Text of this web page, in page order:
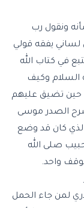
ونقول رب
يفقه قولي
في كتاب الله
السلام وكيف
حين تضيق عليهم
شرح الصدر موسى
كان قد وضع
صلى الله
واحد.
لمن جاء الحمل